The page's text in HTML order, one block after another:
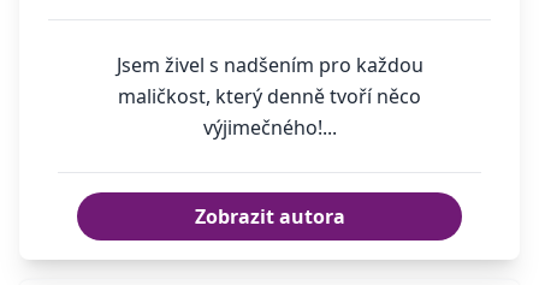
Jsem živel s nadšením pro každou
maličkost, který denně tvoří něco
výjimečného!...
Zobrazit autora